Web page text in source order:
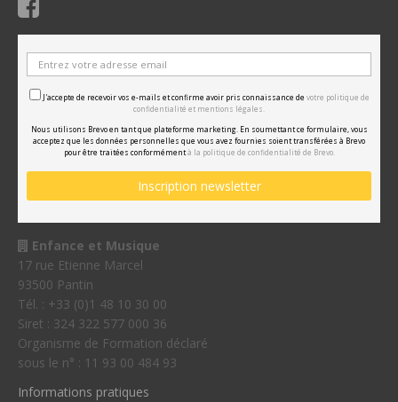
J'accepte de recevoir vos e-mails et confirme avoir pris connaissance de votre politique de
confidentialité et mentions légales.
Nous utilisons Brevo en tant que plateforme marketing. En soumettant ce formulaire, vous
acceptez que les données personnelles que vous avez fournies soient transférées à Brevo
pour être traitées conformémentà la politique de confidentialité de Brevo.
Enfance et Musique
17 rue Etienne Marcel
93500 Pantin
Tél. : +33 (0)1 48 10 30 00
Siret : 324 322 577 000 36
Organisme de Formation déclaré
sous le n° : 11 93 00 484 93
Informations pratiques